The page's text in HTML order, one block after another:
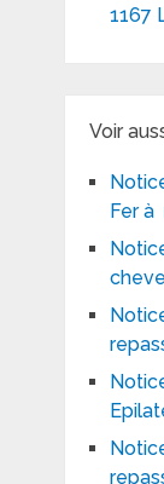
1167
Voir
Fer à